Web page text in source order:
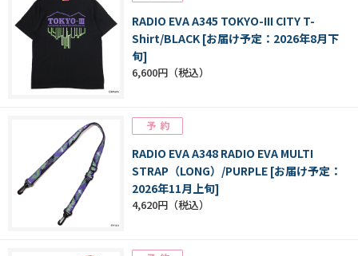
RADIO EVA A345 TOKYO-III CITY T-
Shirt/BLACK [お届け予定：2026年8月下
旬]
6,600円
RADIO EVA A348 RADIO EVA MULTI
STRAP（LONG）/PURPLE [お届け予定：
2026年11月上旬]
4,620円